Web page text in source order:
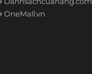
OneMall.vn